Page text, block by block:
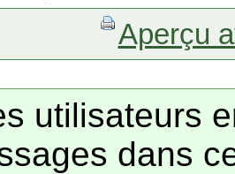
Aperçu
utilisateurs
dans